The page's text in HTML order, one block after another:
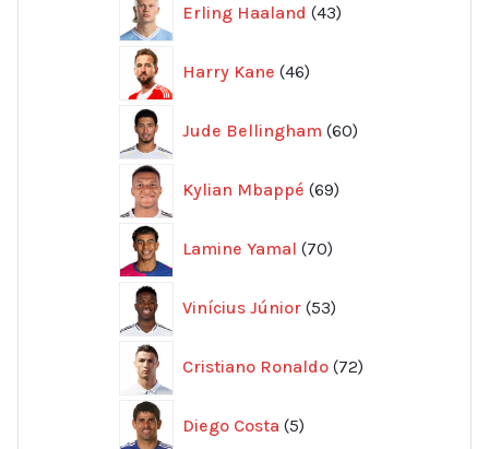
Erling Haaland 43
produkter
Harry Kane 46
produkter
Jude Bellingham 60
produkter
Kylian Mbappé 69
produkter
Lamine Yamal 70
produkter
Vinícius Júnior 53
produkter
Cristiano Ronaldo 72
produkter
Diego Costa 5
produkter